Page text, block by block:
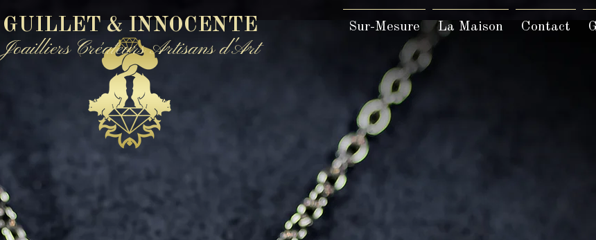
GUILLET & INNOCENTE
Joailliers Créateurs Artisans d'Art
Sur-Mesure La Maison Contact